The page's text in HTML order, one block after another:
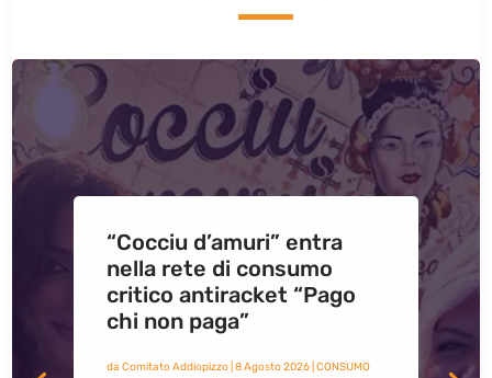
“Cocciu d’amuri” entra
nella rete di consumo
critico antiracket “Pago
chi non paga”
da Comitato Addiopizzo| 8 Agosto 2026| CONSUMO